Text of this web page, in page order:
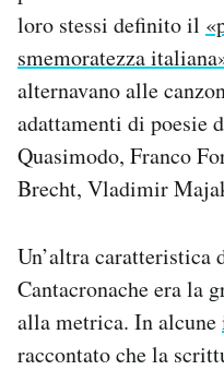
loro stessi definito il
smemoratezza
alternavano alle
adattamenti di poesie
Quasimodo, Franco
Brecht, Vladimir
Un’altra caratteristica
Cantacronache era la
alla metrica. In alcune
raccontato che la